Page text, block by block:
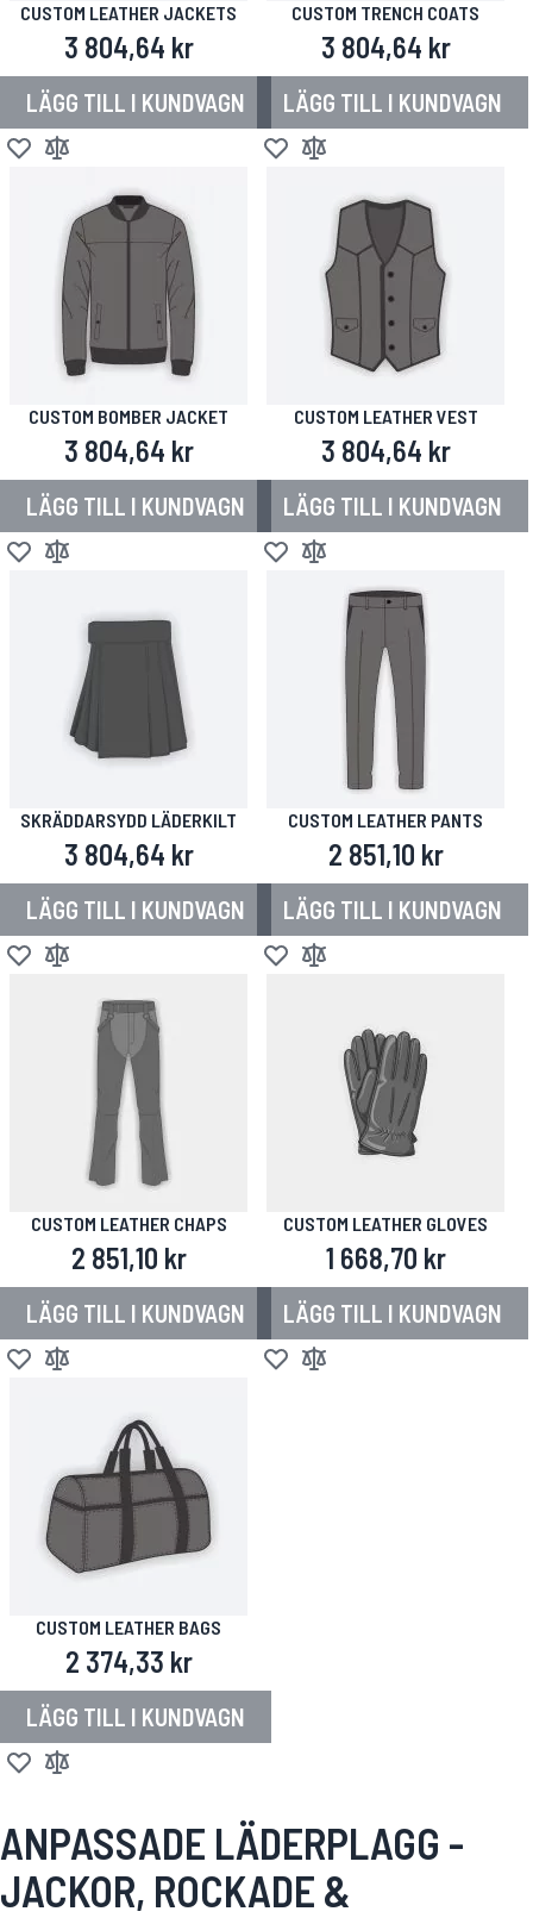
CUSTOM LEATHER JACKETS
3 804,64 kr
LÄGG TILL I KUNDVAGN
Lägg till i önskelista
Lägg till i jämför
CUSTOM TRENCH COATS
3 804,64 kr
LÄGG TILL I KUNDVAGN
Lägg till i önskelista
Lägg till i jämför
CUSTOM BOMBER JACKET
3 804,64 kr
LÄGG TILL I KUNDVAGN
Lägg till i önskelista
Lägg till i jämför
CUSTOM LEATHER VEST
3 804,64 kr
LÄGG TILL I KUNDVAGN
Lägg till i önskelista
Lägg till i jämför
SKRÄDDARSYDD LÄDERKILT
3 804,64 kr
LÄGG TILL I KUNDVAGN
Lägg till i önskelista
Lägg till i jämför
CUSTOM LEATHER PANTS
2 851,10 kr
LÄGG TILL I KUNDVAGN
Lägg till i önskelista
Lägg till i jämför
CUSTOM LEATHER CHAPS
2 851,10 kr
LÄGG TILL I KUNDVAGN
Lägg till i önskelista
Lägg till i jämför
CUSTOM LEATHER GLOVES
1 668,70 kr
LÄGG TILL I KUNDVAGN
Lägg till i önskelista
Lägg till i jämför
CUSTOM LEATHER BAGS
2 374,33 kr
LÄGG TILL I KUNDVAGN
Lägg till i önskelista
Lägg till i jämför
ANPASSADE LÄDERPLAGG -
JACKOR, ROCKADE &